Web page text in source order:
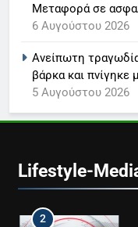
Μεταφορά σε
6 Αυγούστου 2026
Ανείπωτη
βάρκα και πνίγηκε
5 Αυγούστου 2026
Lifestyle-
8
1
2